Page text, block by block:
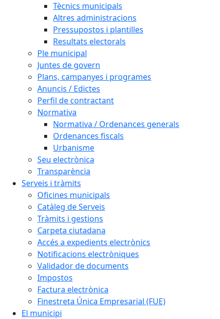
Tècnics municipals
Altres administracions
Pressupostos i plantilles
Resultats electorals
Ple municipal
Juntes de govern
Plans, campanyes i programes
Anuncis / Edictes
Perfil de contractant
Normativa
Normativa / Ordenances generals
Ordenances fiscals
Urbanisme
Seu electrònica
Transparència
Serveis i tràmits
Oficines municipals
Catàleg de Serveis
Tràmits i gestions
Carpeta ciutadana
Accés a expedients electrònics
Notificacions electròniques
Validador de documents
Impostos
Factura electrònica
Finestreta Única Empresarial (FUE)
El municipi